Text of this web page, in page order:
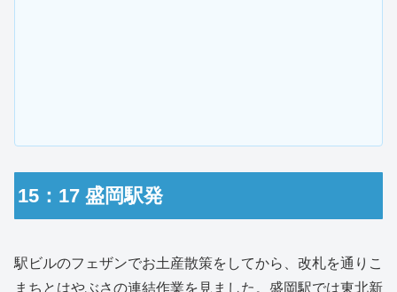
15：17 盛岡駅発
駅ビルのフェザンでお土産散策をしてから、改札を通りこ
まちとはやぶさの連結作業を見ました。盛岡駅では東北新